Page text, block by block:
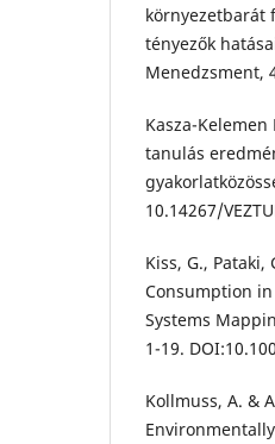
környezetbarát
tényezők
Menedzsment,
Kasza-Kelemen
tanulás
10.14267/
Kiss, G.,
Consumption
Systems
1-19.
Kollmuss, A. &